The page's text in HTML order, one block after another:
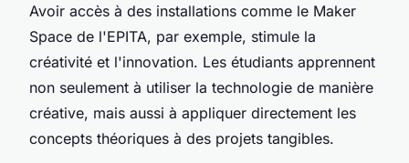
Avoir accès à des installations comme le Maker
Space de l'EPITA, par exemple, stimule la
créativité et l'innovation. Les étudiants apprennent
non seulement à utiliser la technologie de manière
créative, mais aussi à appliquer directement les
concepts théoriques à des projets tangibles.